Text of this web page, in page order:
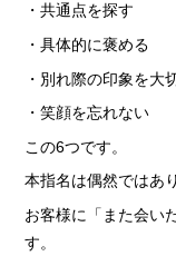
・共通点を探す
・具体的に褒める
・別れ際の印象を大
・笑顔を忘れない
この6つです。
本指名は偶然ではあ
お客様に「また会い
す。